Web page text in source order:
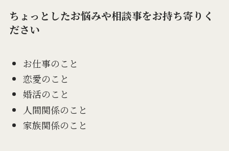
ちょっとしたお悩みや相談事をお持ち寄りく
ださい
お仕事のこと
恋愛のこと
婚活のこと
人間関係のこと
家族関係のこと